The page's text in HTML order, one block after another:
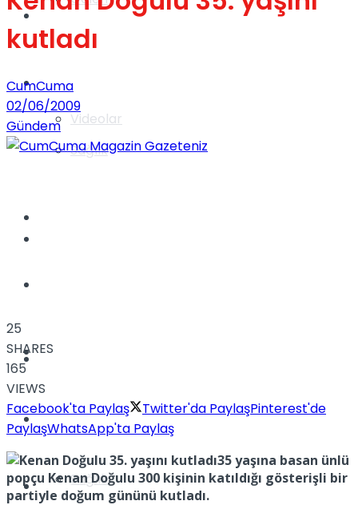
Videolar
Yaşam
Sağlık
Gündem
Yaşam
Sağlık
Dünya
Türkiye
Müzik
kutladı
CumCuma
02/06/2009
Gündem
25
SHARES
165
VIEWS
Facebook'ta Paylaş
Twitter'da PaylaşPinterest'de
PaylaşWhatsApp'ta Paylaş
35 yaşına basan ünlü
popçu Kenan Doğulu 300 kişinin katıldığı gösterişli bir
partiyle doğum gününü kutladı.